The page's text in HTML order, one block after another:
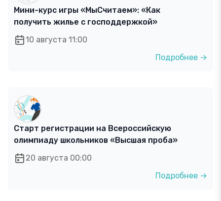
Мини-курс игры «МыСчитаем»: «Как
получить жилье с господдержкой»
10 августа 11:00
Подробнее →
Старт регистрации на Всероссийскую
олимпиаду школьников «Высшая проба»
20 августа 00:00
Подробнее →